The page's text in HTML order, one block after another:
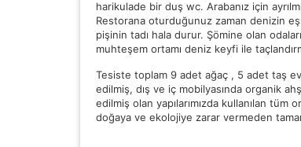
harikulade bir duş wc. Arabanız için
Restorana oturduğunuz zaman denizin
pişinin tadı hala durur. Şömine olan
muhteşem ortamı deniz keyfi ile
Tesiste toplam 9 adet ağaç , 5 adet taş
edilmiş, dış ve iç mobilyasında organik
edilmiş olan yapılarımızda kullanılan tüm
doğaya ve ekolojiye zarar vermeden